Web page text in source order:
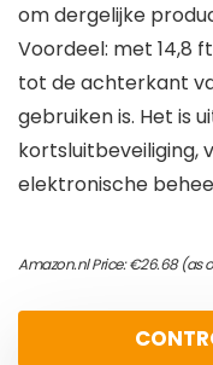
om dergelijke
Voordeel: met 14,8
tot de achterkant
gebruiken is. Het is
kortsluitbeveiliging,
elektronische
Amazon.nl Price:€26.68(as